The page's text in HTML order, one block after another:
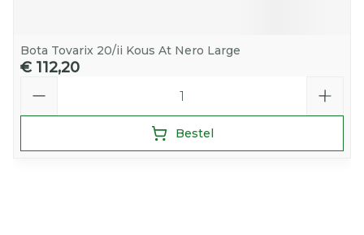
Bota Tovarix 20/ii Kous At Nero Large
€ 112,20
Bestel